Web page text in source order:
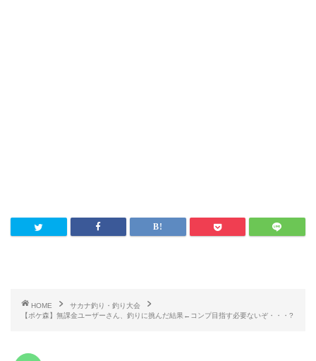
HOME
サカナ釣り・釣り大会
【ポケ森】無課金ユーザーさん、釣りに挑んだ結果←コンプ目指す必要ないぞ・・・?